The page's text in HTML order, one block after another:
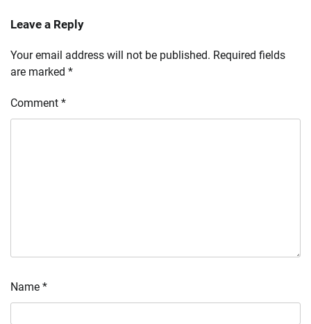
Leave a Reply
Your email address will not be published. Required fields
are marked *
Comment *
Name *